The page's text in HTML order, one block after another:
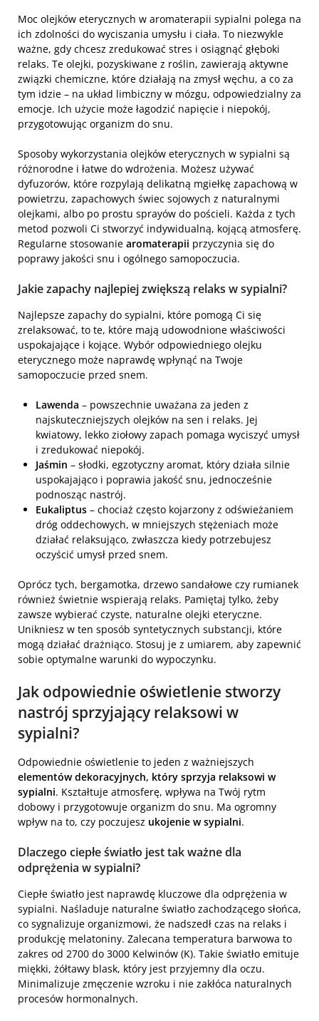
Moc olejków eterycznych w aromaterapii sypialni polega na
ich zdolności do wyciszania umysłu i ciała. To niezwykle
ważne, gdy chcesz zredukować stres i osiągnąć głęboki
relaks. Te olejki, pozyskiwane z roślin, zawierają aktywne
związki chemiczne, które działają na zmysł węchu, a co za
tym idzie – na układ limbiczny w mózgu, odpowiedzialny za
emocje. Ich użycie może łagodzić napięcie i niepokój,
przygotowując organizm do snu.
Sposoby wykorzystania olejków eterycznych w sypialni są
różnorodne i łatwe do wdrożenia. Możesz używać
dyfuzorów, które rozpylają delikatną mgiełkę zapachową w
powietrzu, zapachowych świec sojowych z naturalnymi
olejkami, albo po prostu sprayów do pościeli. Każda z tych
metod pozwoli Ci stworzyć indywidualną, kojącą atmosferę.
Regularne stosowanie aromaterapii przyczynia się do
poprawy jakości snu i ogólnego samopoczucia.
Jakie zapachy najlepiej zwiększą relaks w sypialni?
Najlepsze zapachy do sypialni, które pomogą Ci się
zrelaksować, to te, które mają udowodnione właściwości
uspokajające i kojące. Wybór odpowiedniego olejku
eterycznego może naprawdę wpłynąć na Twoje
samopoczucie przed snem.
Lawenda – powszechnie uważana za jeden z
najskuteczniejszych olejków na sen i relaks. Jej
kwiatowy, lekko ziołowy zapach pomaga wyciszyć umysł
i zredukować niepokój.
Jaśmin – słodki, egzotyczny aromat, który działa silnie
uspokajająco i poprawia jakość snu, jednocześnie
podnosząc nastrój.
Eukaliptus – chociaż często kojarzony z odświeżaniem
dróg oddechowych, w mniejszych stężeniach może
działać relaksująco, zwłaszcza kiedy potrzebujesz
oczyścić umysł przed snem.
Oprócz tych, bergamotka, drzewo sandałowe czy rumianek
również świetnie wspierają relaks. Pamiętaj tylko, żeby
zawsze wybierać czyste, naturalne olejki eteryczne.
Unikniesz w ten sposób syntetycznych substancji, które
mogą działać drażniąco. Stosuj je z umiarem, aby zapewnić
sobie optymalne warunki do wypoczynku.
Jak odpowiednie oświetlenie stworzy
nastrój sprzyjający relaksowi w
sypialni?
Odpowiednie oświetlenie to jeden z ważniejszych
elementów dekoracyjnych, który sprzyja relaksowi w
sypialni. Kształtuje atmosferę, wpływa na Twój rytm
dobowy i przygotowuje organizm do snu. Ma ogromny
wpływ na to, czy poczujesz ukojenie w sypialni.
Dlaczego ciepłe światło jest tak ważne dla
odprężenia w sypialni?
Ciepłe światło jest naprawdę kluczowe dla odprężenia w
sypialni. Naśladuje naturalne światło zachodzącego słońca,
co sygnalizuje organizmowi, że nadszedł czas na relaks i
produkcję melatoniny. Zalecana temperatura barwowa to
zakres od 2700 do 3000 Kelwinów (K). Takie światło emituje
miękki, żółtawy blask, który jest przyjemny dla oczu.
Minimalizuje zmęczenie wzroku i nie zakłóca naturalnych
procesów hormonalnych.